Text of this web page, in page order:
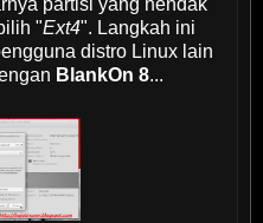
partisi yang hendak
"Ext4". Langkah ini
distro Linux lain
BlankOn 8...